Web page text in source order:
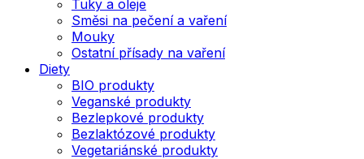
Tuky a oleje
Směsi na pečení a vaření
Mouky
Ostatní přísady na vaření
Diety
BIO produkty
Veganské produkty
Bezlepkové produkty
Bezlaktózové produkty
Vegetariánské produkty